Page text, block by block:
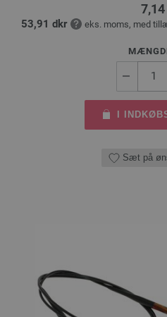
53,91 dkr eks. moms, med
I
Sæt på